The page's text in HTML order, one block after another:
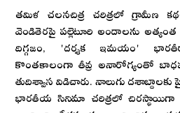
తమిళ చలనచిత్ర చరిత్రలో గ్రామీణ
వెండితెరపై పల్లెటూరి అందాలను
దిగ్గజం, 'దర్శక ఇమయం'
కొంతకాలంగా తీవ్ర అనారోగ్యంతో
తుదిశ్వాస విడిచారు. నాలుగు
భారతీయ సినిమా చరిత్రలో చిరస్థాయిగా